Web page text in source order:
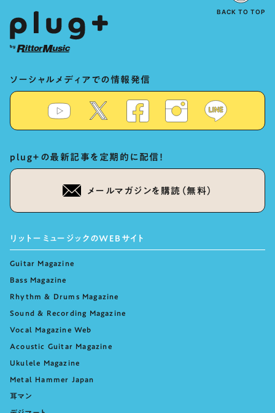
ソーシャルメディアでの情報発信
plug+の最新記事を定期的に配信！
メールマガジンを購読（無料）
リットーミュージックのWEBサイト
Guitar Magazine
Bass Magazine
Rhythm & Drums Magazine
Sound & Recording Magazine
Vocal Magazine Web
Acoustic Guitar Magazine
Ukulele Magazine
Metal Hammer Japan
耳マン
BACK TO TOP